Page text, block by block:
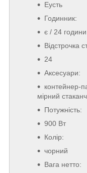
Еусть
Годинник:
є / 24 години
Відстрочка
24
Аксесуари:
контейнер-
мірний
Потужність:
900 Вт
Колір:
чорний
Вага нетто: